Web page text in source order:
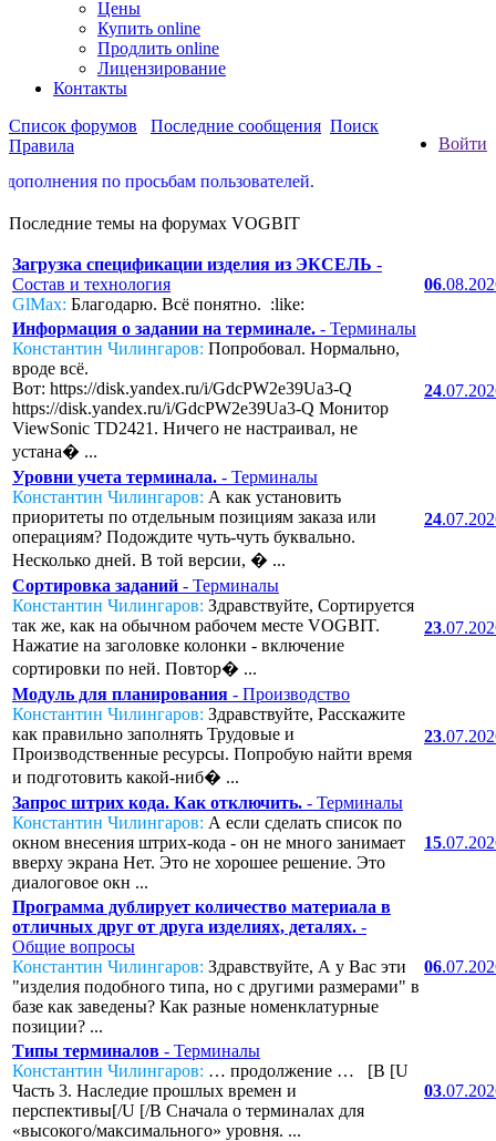
Цены
Купить online
Продлить online
Лицензирование
Контакты
Войти
Список форумов Последние сообщения Поиск
Правила
по просьбам пользователей.
Последние темы на форумах VOGBIT
Загрузка спецификации изделия из ЭКСЕЛЬ -
Состав и технология
GlMax: Благодарю. Всё понятно. :like:
06
Информация о задании на терминале. - Терминалы
Константин Чилингаров: Попробовал. Нормально,
вроде всё.
Вот: https://disk.yandex.ru/i/GdcPW2e39Ua3-Q
https://disk.yandex.ru/i/GdcPW2e39Ua3-Q Монитор
ViewSonic TD2421. Ничего не настраивал, не
устана� ...
24
Уровни учета терминала. - Терминалы
Константин Чилингаров: А как установить
приоритеты по отдельным позициям заказа или
операциям? Подождите чуть-чуть буквально.
Несколько дней. В той версии, � ...
24
Сортировка заданий - Терминалы
Константин Чилингаров: Здравствуйте, Сортируется
так же, как на обычном рабочем месте VOGBIT.
Нажатие на заголовке колонки - включение
сортировки по ней. Повтор� ...
23
Модуль для планирования - Производство
Константин Чилингаров: Здравствуйте, Расскажите
как правильно заполнять Трудовые и
Производственные ресурсы. Попробую найти время
и подготовить какой-ниб� ...
23
Запрос штрих кода. Как отключить. - Терминалы
Константин Чилингаров: А если сделать список по
окном внесения штрих-кода - он не много занимает
вверху экрана Нет. Это не хорошее решение. Это
диалоговое окн ...
15
Программа дублирует количество материала в
отличных друг от друга изделиях, деталях. -
Общие вопросы
Константин Чилингаров: Здравствуйте, А у Вас эти
"изделия подобного типа, но с другими размерами" в
базе как заведены? Как разные номенклатурные
позиции? ...
06
Типы терминалов - Терминалы
Константин Чилингаров: … продолжение … [B [U
Часть 3. Наследие прошлых времен и
перспективы[/U [/B Сначала о терминалах для
«высокого/максимального» уровня. ...
03